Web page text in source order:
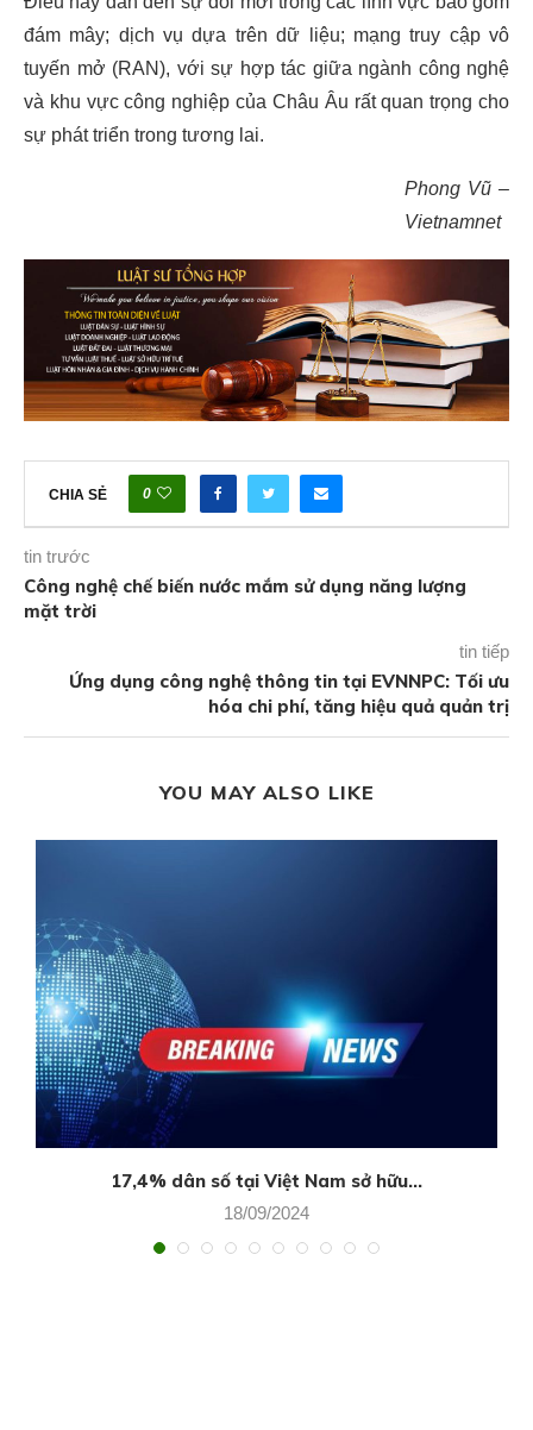
đám mây; dịch vụ dựa trên dữ liệu; mạng truy cập vô
tuyến mở (RAN), với sự hợp tác giữa ngành công nghệ
và khu vực công nghiệp của Châu Âu rất quan trọng cho
sự phát triển trong tương lai.
Phong Vũ –
Vietnamnet
CHIA SẺ 0
tin trước
Công nghệ chế biến nước mắm sử dụng năng lượng
mặt trời
tin tiếp
Ứng dụng công nghệ thông tin tại EVNNPC: Tối ưu
hóa chi phí, tăng hiệu quả quản trị
YOU MAY ALSO LIKE
17,4% dân số tại Việt Nam sở hữu...
18/09/2024